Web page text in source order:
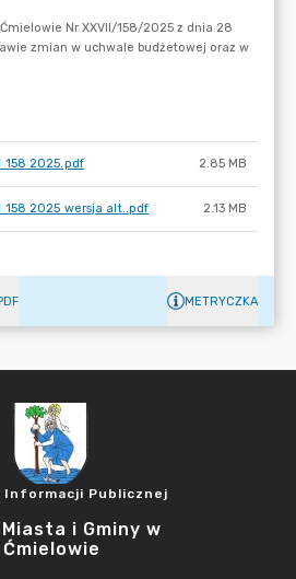
158 2025.pdf 2.85 MB
158 2025 wersja alt..pdf 2.13 MB
METRYCZKA
Informacji Publicznej
i Gminy w
Ćmielowie